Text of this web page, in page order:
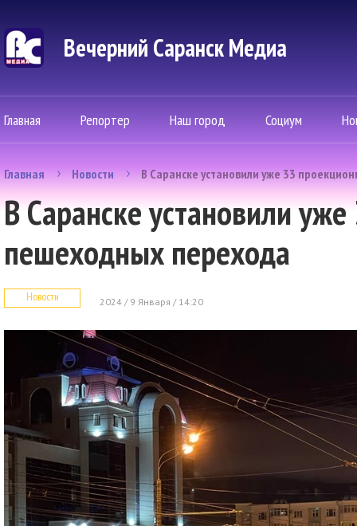
Вечерний Саранск Mедиа
Главная Репортер Наш город Социум
Главная Новости В Саранске установили уже 33
В Саранске установили
пешеходных перехода
Новости 2024 / 9 Января / 14:20